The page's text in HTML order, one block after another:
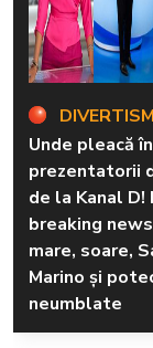
Unde pleacă
prezentatorii
de la Kanal D!
breaking
mare, soare,
Marino și
neumblate